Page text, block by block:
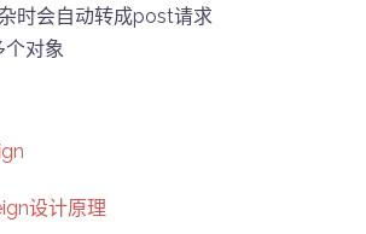
时会自动转成post请求
个对象
设计原理